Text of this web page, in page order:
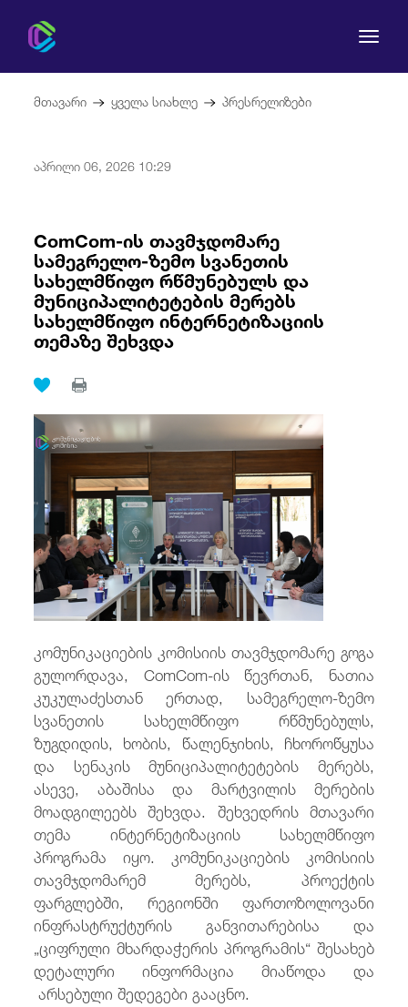
მომხმარებლის უფლებები
რეგულირება
სამართლებრივი აქტები
Eng / ქარ you
მთავარი ყველა სიახლე პრესრელიზები
აპრილი 06, 2026 10:29
ComCom-ის თავმჯდომარე
სამეგრელო-ზემო სვანეთის
სახელმწიფო რწმუნებულს და
მუნიციპალიტეტების მერებს
სახელმწიფო ინტერნეტიზაციის
თემაზე შეხვდა
კომუნიკაციების კომისიის თავმჯდომარე გოგა
გულორდავა, ComCom-ის წევრთან, ნათია
კუკულაძესთან ერთად, სამეგრელო-ზემო
სვანეთის სახელმწიფო რწმუნებულს,
ზუგდიდის, ხობის, წალენჯიხის, ჩხოროწყუსა
და სენაკის მუნიციპალიტეტების მერებს,
ასევე, აბაშისა და მარტვილის მერების
მოადგილეებს შეხვდა. შეხვედრის მთავარი
თემა ინტერნეტიზაციის სახელმწიფო
პროგრამა იყო. კომუნიკაციების კომისიის
თავმჯდომარემ მერებს, პროექტის
ფარგლებში, რეგიონში ფართოზოლოვანი
ინფრასტრუქტურის განვითარებისა და
„ციფრული მხარდაჭერის პროგრამის“ შესახებ
დეტალური ინფორმაცია მიაწოდა და
არსებული შედეგები გააცნო.